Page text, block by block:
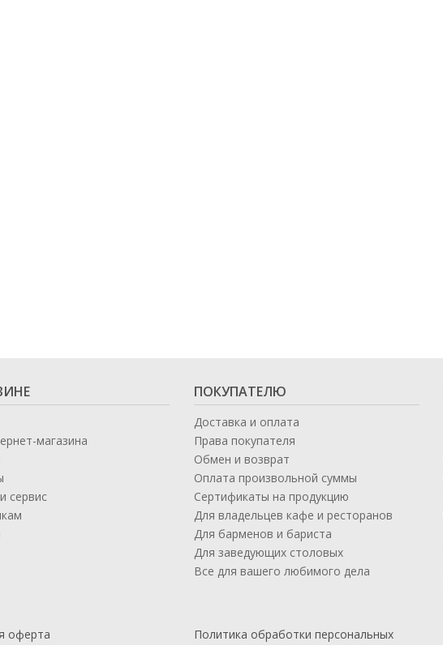
магазина
сервис
ПОКУПАТЕЛЮ
Доставка и оплата
Права покупателя
Обмен и возврат
Оплата произвольной суммы
Сертификаты на продукцию
Для владельцев кафе и ресторанов
Для барменов и бариста
Для заведующих столовых
Все для вашего любимого дела
оферта
Политика обработки персональных